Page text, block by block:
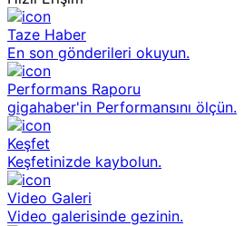
Taze Haber
En son gönderileri okuyun.
Performans Raporu
gigahaber'in Performansını ölçün.
Keşfet
Keşfetinizde kaybolun.
Video Galeri
Video galerisinde gezinin.